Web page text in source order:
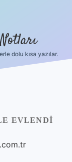
dolu kısa yazılar.
EVLENDI